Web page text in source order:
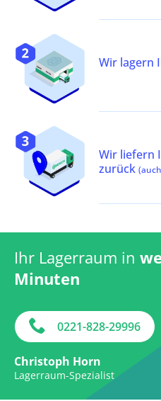
Wir lagern
Wir liefern
zurück
Ihr Lagerraum in
Minuten
0221-828-29996
Christoph Horn
Lagerraum-Spezialist